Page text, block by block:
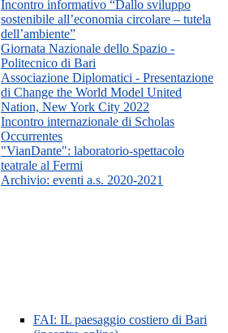
Incontro informativo “Dallo sviluppo
sostenibile all’economia circolare – tutela
dell’ambiente”
Giornata Nazionale dello Spazio -
Politecnico di Bari
Associazione Diplomatici - Presentazione
di Change the World Model United
Nation, New York City 2022
Incontro internazionale di Scholas
Occurrentes
"VianDante": laboratorio-spettacolo
teatrale al Fermi
Archivio: eventi a.s. 2020-2021
FAI: IL paesaggio costiero di Bari